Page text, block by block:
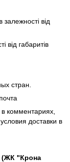
залежності від
від габаритів
стран.
комментариях,
доставки в
(ЖК "Крона